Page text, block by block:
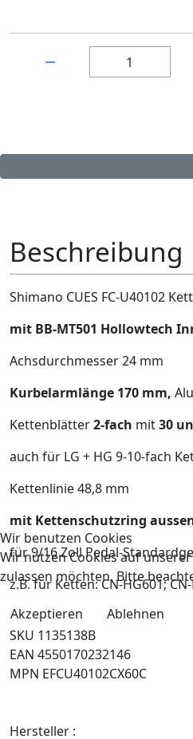
Beschreibung
Shimano CUES FC-U40102
mit BB-MT501 Hollowtech
Achsdurchmesser 24 mm
Kurbelarmlänge 170 mm,
Kettenblätter2-fach mit30
auch für LG + HG 9-10-fach
Kettenlinie 48,8 mm
mit Kettenschutzring
für 9/16 Zoll Pedal-
z.B. für Ketten: CN-HG601;
SKU 1135138B
EAN 4550170232146
MPN EFCU40102CX60C
Hersteller :
Wir benutzen Cookies
Wir nutzen Cookies auf
zulassen möchten. Bitte
Akzeptieren
Ablehnen